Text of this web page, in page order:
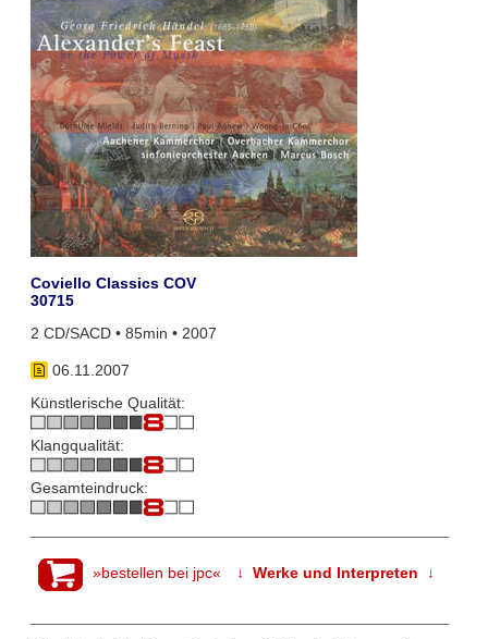
Coviello Classics COV
30715
2 CD/SACD • 85min • 2007
06.11.2007
Künstlerische Qualität:
Klangqualität:
Gesamteindruck:
»bestellen bei jpc« ↓ Werke und Interpreten ↓